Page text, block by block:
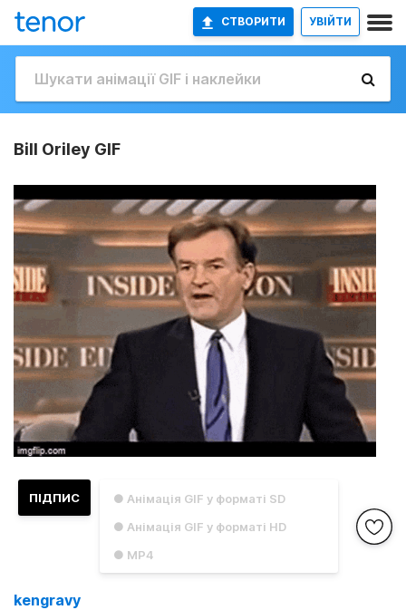
СТВОРИТИ УВІЙТИ
Bill Oriley GIF
● Анімація GIF у форматі SD
● Анімація GIF у форматі HD
● MP4
ПІДПИС
kengravy